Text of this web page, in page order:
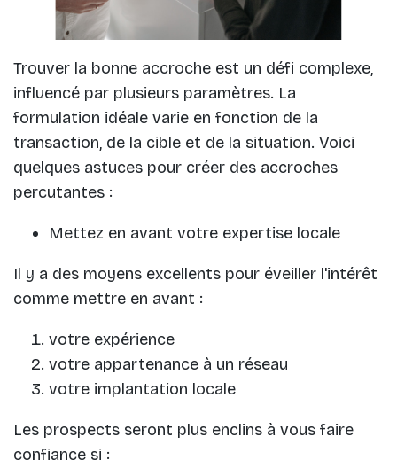
Trouver la bonne accroche est un défi complexe,
influencé par plusieurs paramètres. La
formulation idéale varie en fonction de la
transaction, de la cible et de la situation. Voici
quelques astuces pour créer des accroches
percutantes :
Mettez en avant votre expertise locale
Il y a des moyens excellents pour éveiller l'intérêt
comme mettre en avant :
votre expérience
votre appartenance à un réseau
votre implantation locale
Les prospects seront plus enclins à vous faire
confiance si :